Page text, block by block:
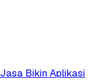
Jasa Bikin Aplikasi